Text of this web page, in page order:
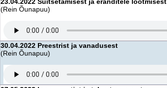
23.04.2022 Suitsetamisest ja eranditele lootmisest
(Rein Õunapuu)
30.04.2022 Preestrist ja vanadusest
(Rein Õunapuu)